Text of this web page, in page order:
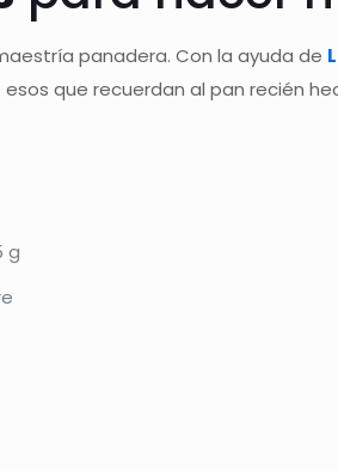
panadera. Con la ayuda de
que recuerdan al pan recién
g